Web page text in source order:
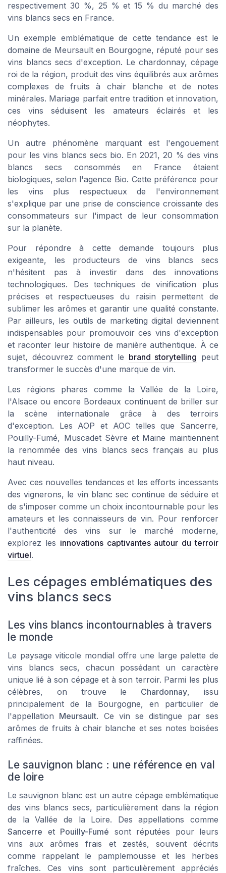
respectivement 30 %, 25 % et 15 % du marché des
vins blancs secs en France.
Un exemple emblématique de cette tendance est le
domaine de Meursault en Bourgogne, réputé pour ses
vins blancs secs d'exception. Le chardonnay, cépage
roi de la région, produit des vins équilibrés aux arômes
complexes de fruits à chair blanche et de notes
minérales. Mariage parfait entre tradition et innovation,
ces vins séduisent les amateurs éclairés et les
néophytes.
Un autre phénomène marquant est l'engouement
pour les vins blancs secs bio. En 2021, 20 % des vins
blancs secs consommés en France étaient
biologiques, selon l'agence Bio. Cette préférence pour
les vins plus respectueux de l'environnement
s'explique par une prise de conscience croissante des
consommateurs sur l'impact de leur consommation
sur la planète.
Pour répondre à cette demande toujours plus
exigeante, les producteurs de vins blancs secs
n'hésitent pas à investir dans des innovations
technologiques. Des techniques de vinification plus
précises et respectueuses du raisin permettent de
sublimer les arômes et garantir une qualité constante.
Par ailleurs, les outils de marketing digital deviennent
indispensables pour promouvoir ces vins d'exception
et raconter leur histoire de manière authentique. À ce
sujet, découvrez comment le brand storytelling peut
transformer le succès d'une marque de vin.
Les régions phares comme la Vallée de la Loire,
l'Alsace ou encore Bordeaux continuent de briller sur
la scène internationale grâce à des terroirs
d'exception. Les AOP et AOC telles que Sancerre,
Pouilly-Fumé, Muscadet Sèvre et Maine maintiennent
la renommée des vins blancs secs français au plus
haut niveau.
Avec ces nouvelles tendances et les efforts incessants
des vignerons, le vin blanc sec continue de séduire et
de s'imposer comme un choix incontournable pour les
amateurs et les connaisseurs de vin. Pour renforcer
l'authenticité des vins sur le marché moderne,
explorez les innovations captivantes autour du terroir
virtuel.
Les cépages emblématiques des
vins blancs secs
Les vins blancs incontournables à travers
le monde
Le paysage viticole mondial offre une large palette de
vins blancs secs, chacun possédant un caractère
unique lié à son cépage et à son terroir. Parmi les plus
célèbres, on trouve le Chardonnay, issu
principalement de la Bourgogne, en particulier de
l'appellation Meursault. Ce vin se distingue par ses
arômes de fruits à chair blanche et ses notes boisées
raffinées.
Le sauvignon blanc : une référence en val
de loire
Le sauvignon blanc est un autre cépage emblématique
des vins blancs secs, particulièrement dans la région
de la Vallée de la Loire. Des appellations comme
Sancerre et Pouilly-Fumé sont réputées pour leurs
vins aux arômes frais et zestés, souvent décrits
comme rappelant le pamplemousse et les herbes
fraîches. Ces vins sont particulièrement appréciés